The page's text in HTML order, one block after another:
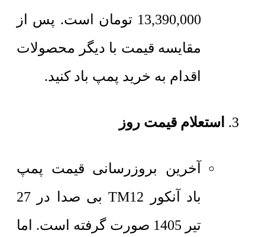
13,390,000 تومان است. پس از
مقایسه قیمت با دیگر محصولات
اقدام به خرید پمپ باد کنید.
استعلام قیمت روز
آخرین بروزرسانی قیمت پمپ
باد آنکور TM12 بی صدا در 27
تیر 1405 صورت گرفته است. اما